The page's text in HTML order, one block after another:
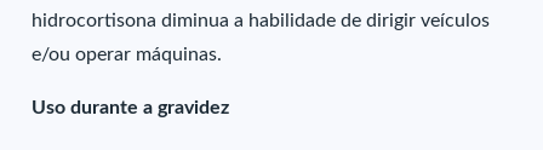
hidrocortisona diminua a habilidade de dirigir veículos
e/ou operar máquinas.
Uso durante a gravidez